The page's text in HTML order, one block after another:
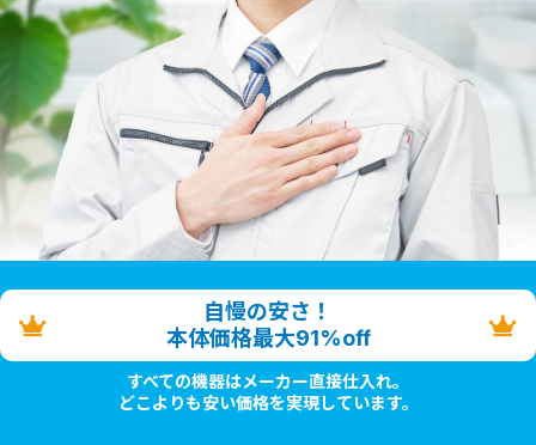
自慢の安さ！
本体価格最大91%off
すべての機器はメーカー直接仕入れ。
どこよりも安い価格を実現しています。